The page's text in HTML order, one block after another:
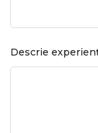
Descrie